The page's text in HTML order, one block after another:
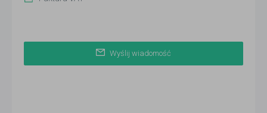
Wyślij wiadomość